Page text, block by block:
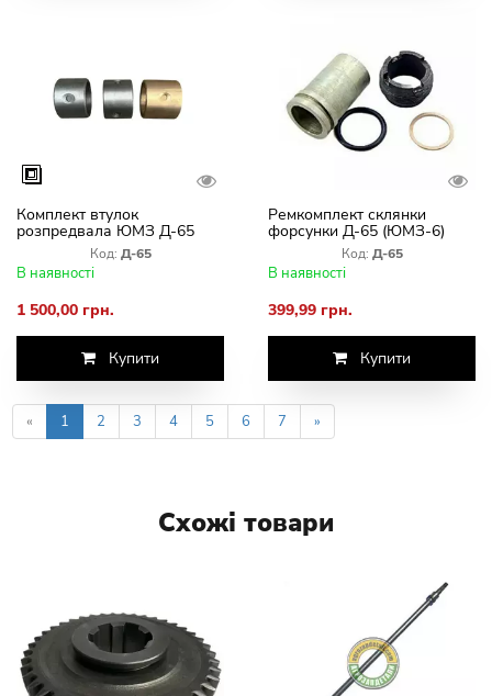
Комплект втулок
розпредвала ЮМЗ Д-65
Код: Д-65
В наявності
1 500,00 грн.
Купити
Ремкомплект склянки
форсунки Д-65 (ЮМЗ-6)
Код: Д-65
В наявності
399,99 грн.
Купити
« 1 2 3 4 5 6 7 »
Схожі товари